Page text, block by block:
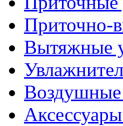
Приточно-
Вытяжные